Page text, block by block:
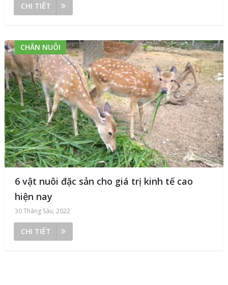
CHI TIẾT
CHĂN NUÔI
6 vật nuôi đặc sản cho giá trị kinh tế cao
hiện nay
30 Tháng Sáu, 2022
CHI TIẾT